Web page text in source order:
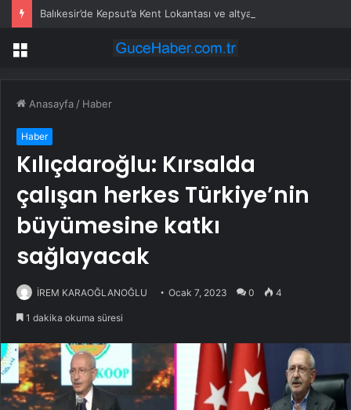
Balıkesir’de Kepsut’a Kent Lokantası ve altyapı desteği
Menü
Anasayfa / Haber
Haber
Kılıçdaroğlu: Kırsalda
çalışan herkes Türkiye’nin
büyümesine katkı
sağlayacak
İREM KARAOĞLANOĞLU Ocak 7, 2023 0 4
1 dakika okuma süresi